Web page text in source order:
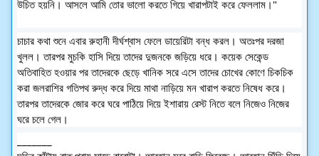
উচিত হয়নি। আসলে আমি তোর ভালো করতে গিয়ে খারাপটাই করে ফেললাম।"
চাচার কথা শুনে এবার রুহানী দীর্ঘশ্বাস ফেলে ডায়েরিটা বন্ধ করল। অতঃপর দরজা
খুলল। তারপর মুচকি হাসি দিয়ে তাদের দুজনকে জড়িয়ে ধরে। কয়েক সেকেন্ড
অতিবাহিত হওয়ার পর তাদেরকে ছেড়ে খানিক সরে এসে তাদের চোখের কোণে চিকচিক
করা জলরাশির গতিপথ রুদ্ধ করে দিয়ে মাথা নাড়িয়ে মন খারাপ করতে নিষেধ করে।
তারপর তাদেরকে জোর করে ঘরে পাঠিয়ে দিয়ে ইশারায় রেস্ট নিতে বলে নিজেও নিজের
ঘরে চলে গেল।